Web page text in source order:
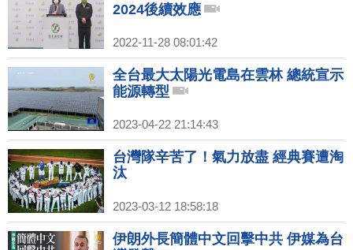
2024後續效應
2022-11-28 08:01:42
全台最大太陽光電島在雲林 總統宣示
能源轉型
2023-04-22 21:14:43
台灣隊辛苦了！氣力放盡 經典賽遭淘
汰
2023-03-12 18:58:18
伊朗外長簡體中文回擊中共 伊媒為台